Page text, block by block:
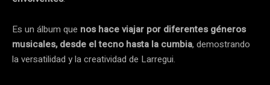
Es un álbum que nos hace viajar por diferentes géneros
musicales, desde el tecno hasta la cumbia, demostrando
la versatilidad y la creatividad de Larregui.